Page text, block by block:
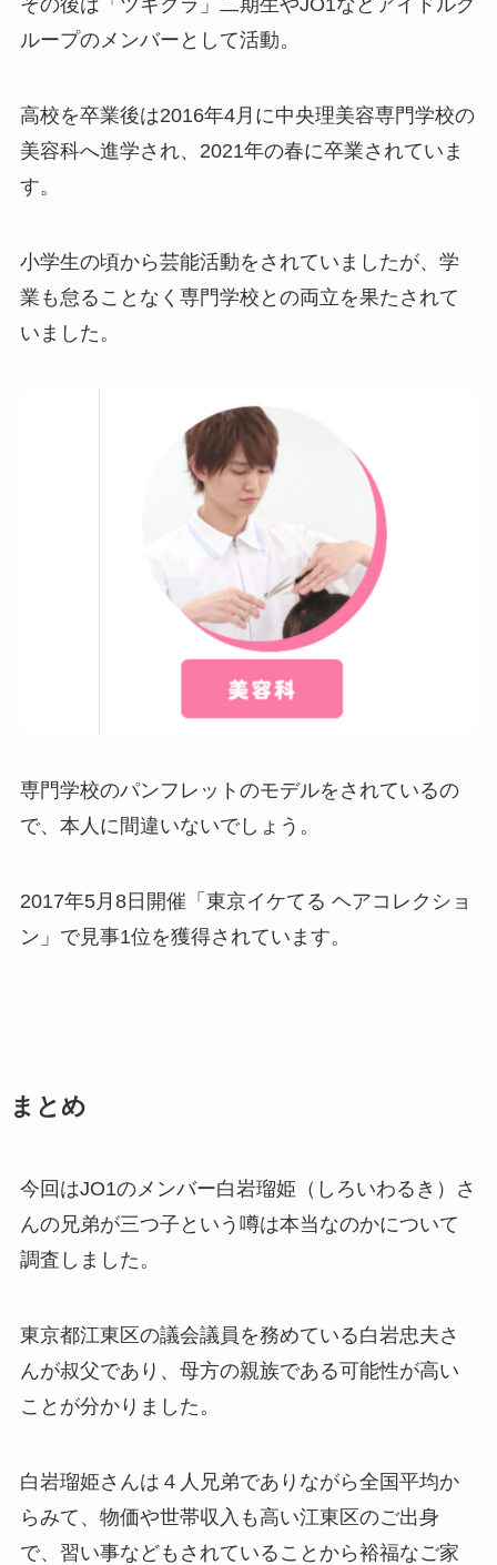
ループのメンバーとして活動。
高校を卒業後は2016年4月に中央理美容専門学校の
美容科へ進学され、2021年の春に卒業されていま
す。
小学生の頃から芸能活動をされていましたが、学
業も怠ることなく専門学校との両立を果たされて
いました。
専門学校のパンフレットのモデルをされているの
で、本人に間違いないでしょう。
2017年5月8日開催「東京イケてる ヘアコレクショ
ン」で見事1位を獲得されています。
まとめ
今回はJO1のメンバー白岩瑠姫（しろいわるき）さ
んの兄弟が三つ子という噂は本当なのかについて
調査しました。
東京都江東区の議会議員を務めている白岩忠夫さ
んが叔父であり、母方の親族である可能性が高い
ことが分かりました。
白岩瑠姫さんは４人兄弟でありながら全国平均か
らみて、物価や世帯収入も高い江東区のご出身
で、習い事などもされていることから裕福なご家